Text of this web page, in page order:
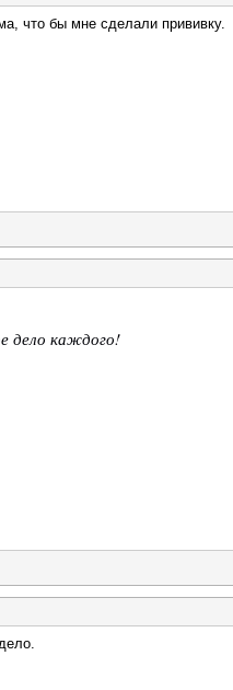
что бы мне сделали прививку.
дело каждого!